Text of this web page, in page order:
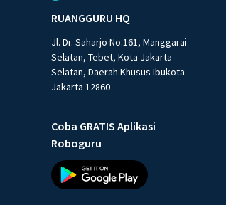
RUANGGURU HQ
Jl. Dr. Saharjo No.161, Manggarai
Selatan, Tebet, Kota Jakarta
Selatan, Daerah Khusus Ibukota
Jakarta 12860
Coba GRATIS Aplikasi
Roboguru